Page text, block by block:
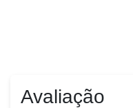
Avaliação